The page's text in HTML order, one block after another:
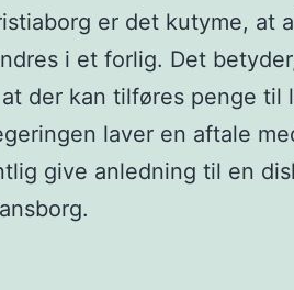
er det kutyme, at
i et forlig. Det
der kan tilføres penge til
laver en aftale
give anledning til en